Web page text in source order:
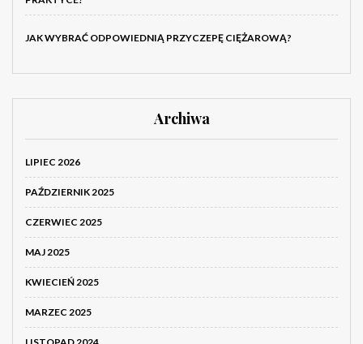
JAK WYBRAĆ ODPOWIEDNIĄ PRZYCZEPĘ CIĘŻAROWĄ?
Archiwa
LIPIEC 2026
PAŹDZIERNIK 2025
CZERWIEC 2025
MAJ 2025
KWIECIEŃ 2025
MARZEC 2025